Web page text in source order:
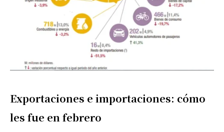
Exportaciones e importaciones: cómo
les fue en febrero